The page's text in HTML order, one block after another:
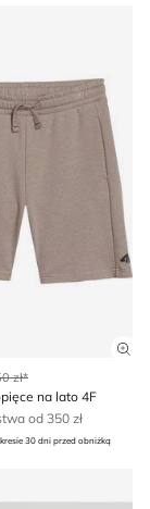
produktu
na lato
zł*
na lato 4F
od 350 zł
30 dni przed obniżką
- Spodenki